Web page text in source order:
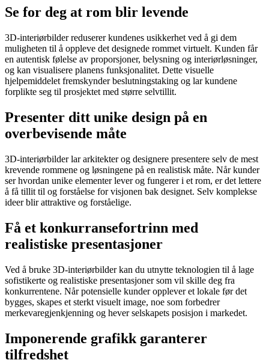
Se for deg at rom blir levende
3D-interiørbilder reduserer kundenes usikkerhet ved å gi dem
muligheten til å oppleve det designede rommet virtuelt. Kunden får
en autentisk følelse av proporsjoner, belysning og interiørløsninger,
og kan visualisere planens funksjonalitet. Dette visuelle
hjelpemiddelet fremskynder beslutningstaking og lar kundene
forplikte seg til prosjektet med større selvtillit.
Presenter ditt unike design på en
overbevisende måte
3D-interiørbilder lar arkitekter og designere presentere selv de mest
krevende rommene og løsningene på en realistisk måte. Når kunder
ser hvordan unike elementer lever og fungerer i et rom, er det lettere
å få tillit til og forståelse for visjonen bak designet. Selv komplekse
ideer blir attraktive og forståelige.
Få et konkurransefortrinn med
realistiske presentasjoner
Ved å bruke 3D-interiørbilder kan du utnytte teknologien til å lage
sofistikerte og realistiske presentasjoner som vil skille deg fra
konkurrentene. Når potensielle kunder opplever et lokale før det
bygges, skapes et sterkt visuelt image, noe som forbedrer
merkevaregjenkjenning og hever selskapets posisjon i markedet.
Imponerende grafikk garanterer
tilfredshet